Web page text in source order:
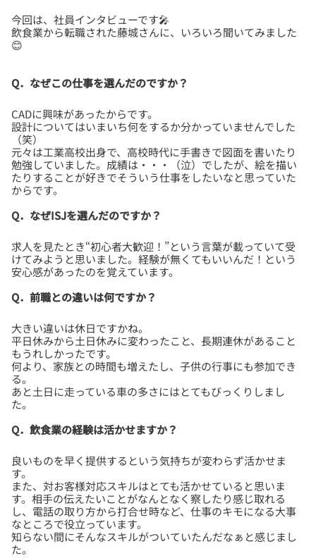
今回は、社員インタビューです🎤
飲食業から転職された藤城さんに、いろいろ聞いてみました
Q．なぜこの仕事を選んだのですか？
CADに興味があったからです。
設計についてはいまいち何をするか分かっていませんでした
（笑）
元々は工業高校出身で、高校時代に手書きで図面を書いたり
勉強していました。成績は・・・（泣）でしたが、絵を描い
たりすることが好きでそういう仕事をしたいなと思っていた
Q．なぜISJを選んだのですか？
求人を見たとき“初心者大歓迎！”という言葉が載っていて受
けてみようと思いました。経験が無くてもいいんだ！という
Q．前職との違いは何ですか？
大きい違いは休日ですかね。
平日休みから土日休みに変わったこと、長期連休があること
もうれしかったです。
何より、家族との時間も増えたし、子供の行事にも参加でき
る。
あと土日に走っている車の多さにはとてもびっくりしまし
Q．飲食業の経験は活かせますか？
良いものを早く提供するという気持ちが変わらず活かせま
す。
また、対お客様対応スキルはとても活かせていると思いま
す。相手の伝えたいことがなんとなく察したり感じ取れる
し、電話の取り方から打合せ時など、仕事のキモになる大事
なところで役立っています。
知らない間にそんなスキルがついていたんだなぁと感じまし
た。